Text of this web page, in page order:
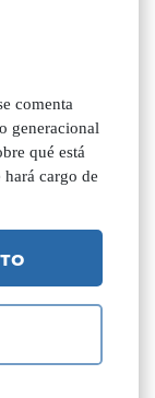
comenta
generacional
qué está
cargo de